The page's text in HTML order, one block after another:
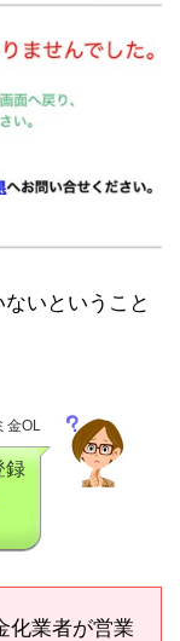
いということ
金OL
録
化業者が営業